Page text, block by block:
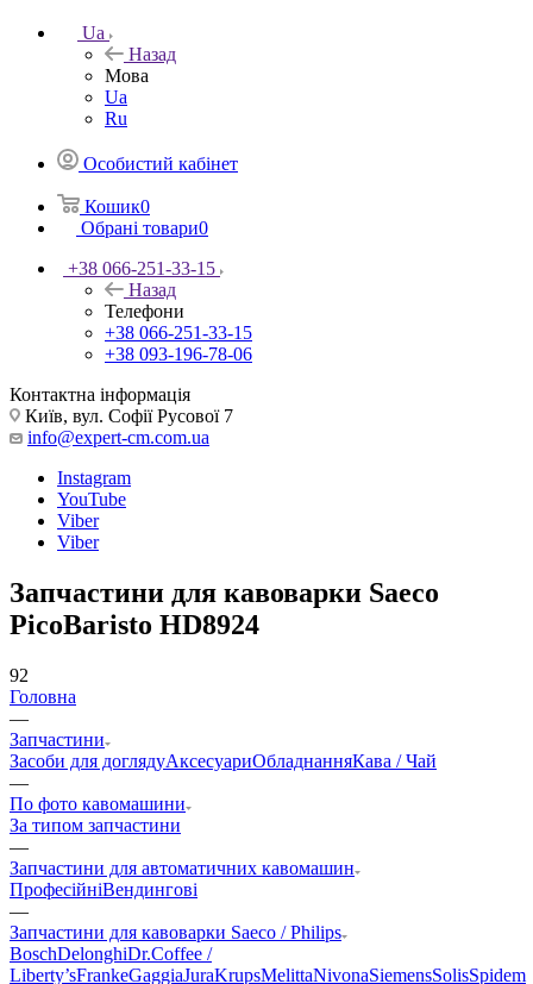
Ua
Назад
Мова
Ua
Ru
Особистий кабінет
Кошик0
Обрані товари0
+38 066-251-33-15
Назад
Телефони
+38 066-251-33-15
+38 093-196-78-06
Контактна інформація
Київ, вул. Софії Русової 7
info@expert-cm.com.ua
Instagram
YouTube
Viber
Viber
Запчастини для кавоварки Saeco
PicoBaristo HD8924
92
Головна
—
Запчастини
Засоби для доглядуАксесуариОбладнанняКава / Чай
—
По фото кавомашини
За типом запчастини
—
Запчастини для автоматичних кавомашин
ПрофесійніВендингові
—
Запчастини для кавоварки Saeco / Philips
BoschDelonghiDr.Coffee /
Liberty’sFrankeGaggiaJuraKrupsMelittaNivonaSiemensSolisSpidem